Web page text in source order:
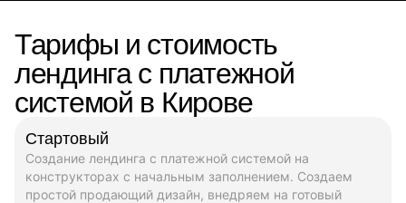
Тарифы и стоимость
лендинга с платежной
системой в Кирове
Стартовый
Создание лендинга с платежной системой на
конструкторах с начальным заполнением. Создаем
простой продающий дизайн, внедряем на готовый